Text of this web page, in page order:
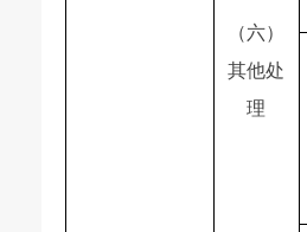
（六）
其他处
理